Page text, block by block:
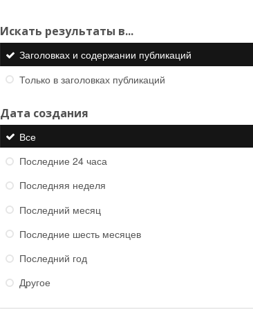
Искать результаты в...
Заголовках и содержании публикаций
Только в заголовках публикаций
Дата создания
Все
Последние 24 часа
Последняя неделя
Последний месяц
Последние шесть месяцев
Последний год
Другое